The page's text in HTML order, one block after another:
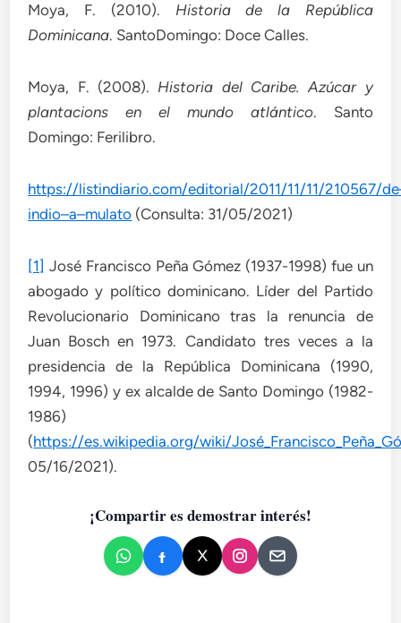
Moya, F. (2010). Historia de la República
Dominicana. SantoDomingo: Doce Calles.
Moya, F. (2008). Historia del Caribe. Azúcar y
plantacions en el mundo atlántico. Santo
Domingo: Ferilibro.
https://listindiario.com/editorial/2011/11/11/210567/de
indio–a–mulato (Consulta: 31/05/2021)
[1] José Francisco Peña Gómez (1937-1998) fue un
abogado y político dominicano. Líder del Partido
Revolucionario Dominicano tras la renuncia de
Juan Bosch en 1973. Candidato tres veces a la
presidencia de la República Dominicana (1990,
1994, 1996) y ex alcalde de Santo Domingo (1982-
1986)
(https://es.wikipedia.org/wiki/
05/16/2021).
¡Compartir es demostrar interés!